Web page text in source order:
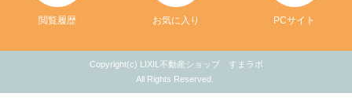
閲覧履歴 お気に入り PCサイト
Copyright(c) LIXIL不動産ショップ すまラボ
All Rights Reserved.